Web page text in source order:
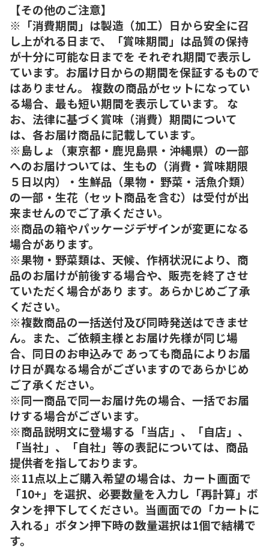
【その他のご注意】
※「消費期間」は製造（加工）日から安全に召
し上がれる日まで、「賞味期間」は品質の保持
が十分に可能な日までを それぞれ期間で表示し
ています。お届け日からの期間を保証するもので
はありません。 複数の商品がセットになってい
る場合、最も短い期間を表示しています。 な
お、法律に基づく賞味（消費）期間について
は、各お届け商品に記載しています。
※島しょ（東京都・鹿児島県・沖縄県）の一部
へのお届けついては、生もの（消費・賞味期限
５日以内）・生鮮品（果物・ 野菜・活魚介類）
の一部・生花（セット商品を含む）は受付が出
来ませんのでご了承ください。
※商品の箱やパッケージデザインが変更になる
場合があります。
※果物・野菜類は、天候、作柄状況により、商
品のお届けが前後する場合や、販売を終了させ
ていただく場合があり ます。あらかじめご了承
ください。
※複数商品の一括送付及び同時発送はできませ
ん。また、ご依頼主様とお届け先様が同じ場
合、同日のお申込みで あっても商品によりお届
け日が異なる場合がございますのであらかじめ
ご了承ください。
※同一商品で同一お届け先の場合、一括でお届
けする場合がございます。
※商品説明文に登場する「当店」、「自店」、
「当社」、「自社」等の表記については、商品
提供者を指しております。
※11点以上ご購入希望の場合は、カート画面で
「10+」を選択、必要数量を入力し「再計算」ボ
タンを押下してください。当画面での「カートに
入れる」ボタン押下時の数量選択は1個で結構で
す。